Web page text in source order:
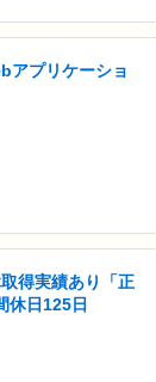
アプリケーショ
得実績あり「正
休日125日